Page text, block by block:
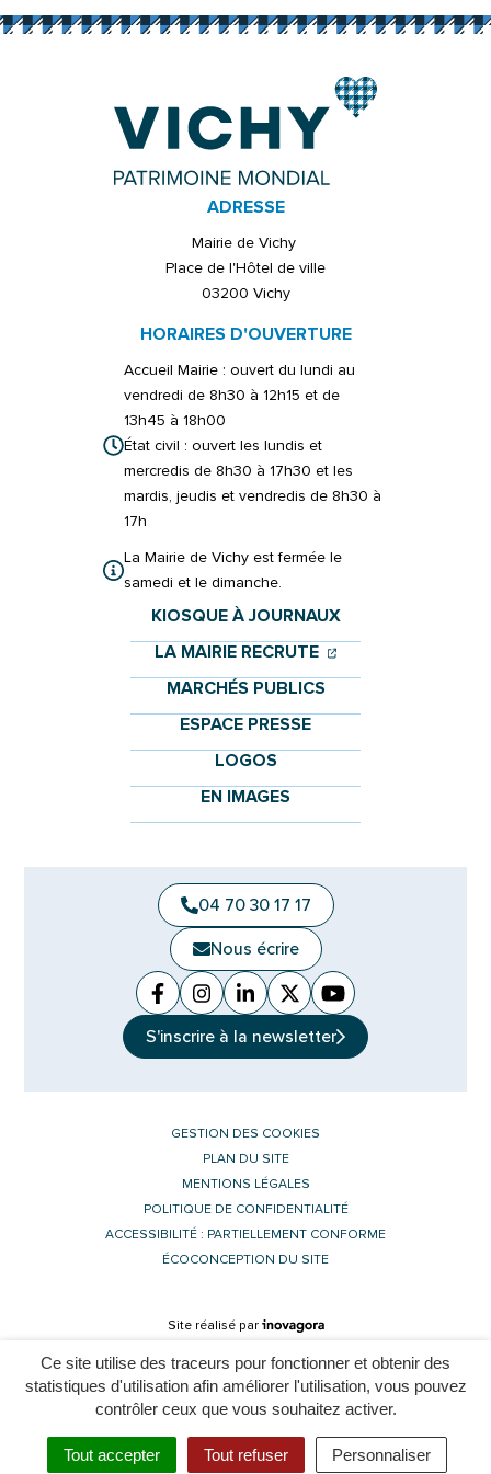
Ce site utilise des traceurs pour fonctionner et obtenir des
statistiques d'utilisation afin améliorer l'utilisation, vous pouvez
contrôler ceux que vous souhaitez activer.
Tout accepter Tout refuser Personnaliser
Menu Rechercher
ADRESSE
Mairie de Vichy
Place de l'Hôtel de ville
03200 Vichy
HORAIRES D'OUVERTURE
Accueil Mairie : ouvert du lundi au
vendredi de 8h30 à 12h15 et de
13h45 à 18h00
État civil : ouvert les lundis et
mercredis de 8h30 à 17h30 et les
mardis, jeudis et vendredis de 8h30 à
17h
La Mairie de Vichy est fermée le
samedi et le dimanche.
KIOSQUE À JOURNAUX
LA MAIRIE RECRUTE (OUVERTURE
(OUVERTURE
MARCHÉS PUBLICS
ESPACE PRESSE
LOGOS
EN IMAGES
04 70 30 17 17
Nous écrire
Facebook
(ouverture dans un nouvel onglet)
Instagram
(ouverture dans un nouvel
Linkedin
(ouverture dans un nouvel
X (Twitter)
(ouverture dans un
YouTube
(ouverture dans
S'inscrire à la newsletter
GESTION DES COOKIES
PLAN DU SITE
MENTIONS LÉGALES
POLITIQUE DE CONFIDENTIALITÉ
ACCESSIBILITÉ : PARTIELLEMENT CONFORME
ÉCOCONCEPTION DU SITE
Site réalisé par Inovagora (ouverture dans un nouvel
L'assistant est momentanément indisponible. Merci de réessayer